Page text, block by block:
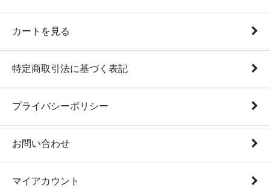
カートを見る
特定商取引法に基づく表記
プライバシーポリシー
お問い合わせ
マイアカウント